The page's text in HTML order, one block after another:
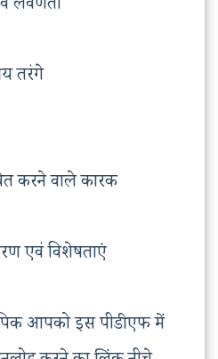
लवणता
तरंगे
करने वाले कारक
एवं विशेषताएं
आपको इस पीडीएफ में